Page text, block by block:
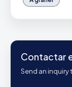
Contactar
Send an inquiry